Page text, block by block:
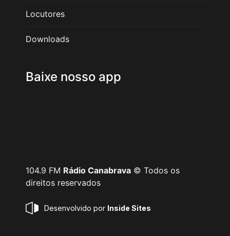
Locutores
Downloads
Baixe nosso app
104.9 FM Rádio Canabrava © Todos os
direitos reservados
Desenvolvido por Inside Sites